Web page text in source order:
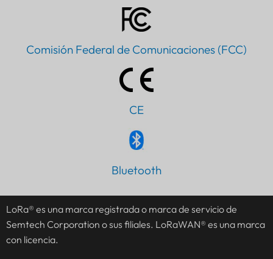
Comisión Federal de Comunicaciones (FCC)
CE
Bluetooth
LoRa® es una marca registrada o marca de servicio de
Semtech Corporation o sus filiales. LoRaWAN® es una marca
con licencia.
JA
AR